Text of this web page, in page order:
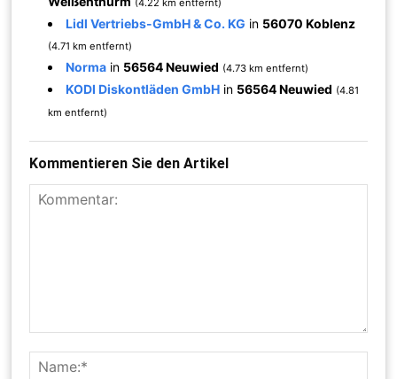
Lidl Vertriebs-GmbH & Co. KG in 56070 Koblenz
(4.71 km entfernt)
Norma in 56564 Neuwied (4.73 km entfernt)
KODI Diskontläden GmbH in 56564 Neuwied (4.81
km entfernt)
Kommentieren Sie den Artikel